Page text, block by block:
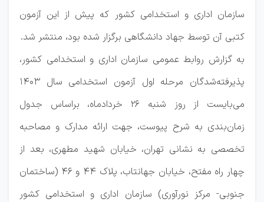
سازمان اداری و استخدامی کشور که پیش از این آزمون
کتبی آن توسط جهاد دانشگاهی برگزار شده بود، منتشر شد.
به گزارش روابط عمومی سازمان اداری و استخدامی کشور،
پذیرفته‌شدگان مرحله اول آزمون استخدامی سال 1403
می‌بایست از روز شنبه 26 خردادماه، براساس جدول
زمان‌بندی به شرح پیوست، جهت ارائه مدارک و مصاحبه
تخصصی به نشانی تهران، خيابان شهید مطهری، بعد از
چهار راه مفتح، خیابان جهانتاب، پلاک 44 و 46 (ساختمان
جنوبی- مرکز نورآوری) سازمان اداری و استخدامی كشور